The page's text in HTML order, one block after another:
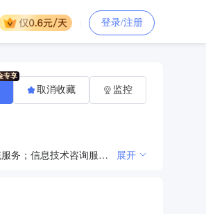
登录/注册
一般项目：技术服务、技术开发、技术咨询、技术交流、技术转让、技术推广；软件开发；网络与信息安全软件开发；计算机系统服务；信息技术咨询服务；计算机及办公设备维修；办公服务；计算机软硬件及辅助设备批发；计算机软硬件及辅助设备零售；电子专用材料销售；电子元器件批发；办公设备销售；环境卫生公共设施安装服务；数字视频监控系统销售；互联网设备销售；信息系统运行维护服务；普通机械设备安装服务；安全技术防范系统设计施工服务；交通及公共管理用标牌销售；工程管理服务；广告制作；交通设施维修；城乡市容管理；安全系统监控服务；专业设计服务；停车场服务；软件外包服务；装卸搬运；通讯设备销售；打捞服务；鞋帽批发；服装服饰批发；消防器材销售；五金产品批发；安防设备销售；特种劳动防护用品销售；劳动保护用品销售；电子产品销售；办公设备耗材销售；卫生陶瓷制品销售；水泥制品销售；建筑装饰材料销售；水上运输设备零配件销售；砖瓦销售；智能无人飞行器销售；潜水救捞装备销售；机械设备租赁；互联网安全服务；广告设计、代理；图文设计制作；对外承包工程；服装辅料销售；城市绿化管理；市政设施管理；针纺织品及原料销售；可穿戴智能设备销售；橡胶制品销售；摄像及视频制作服务；交通安全、管制专用设备制造；承接总公司工程建设业务。（除依法须经批准的项目外，凭营业执照依法自主开展经营活动） 展开
取消收藏 监控